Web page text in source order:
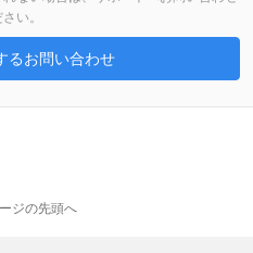
い。
るお問い合わせ
ジの先頭へ